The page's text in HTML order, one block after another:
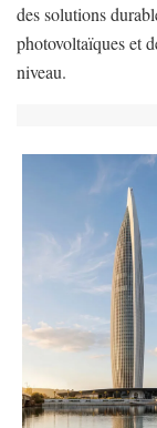
des solutions
photovoltaïques et
niveau.